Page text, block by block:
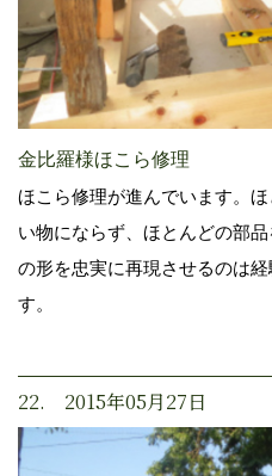
金比羅様ほこら修理
ほこら修理が進んでいます。
い物にならず、ほとんどの部
の形を忠実に再現させるのは
す。
22. 2015年05月27日